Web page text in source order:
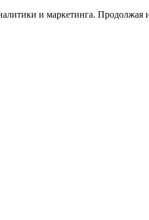
и маркетинга. Продолжая